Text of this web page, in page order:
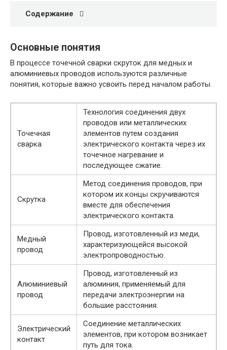
Содержание
Основные понятия
В процессе точечной сварки скруток для медных и
алюминиевых проводов используются различные
понятия, которые важно усвоить перед началом работы.
Точечная
сварка
Технология соединения двух
проводов или металлических
элементов путем создания
электрического контакта через их
точечное нагревание и
последующее сжатие.
Скрутка
Метод соединения проводов, при
котором их концы скручиваются
вместе для обеспечения
электрического контакта.
Медный
провод
Провод, изготовленный из меди,
характеризующейся высокой
электропроводностью.
Алюминиевый
провод
Провод, изготовленный из
алюминия, применяемый для
передачи электроэнергии на
большие расстояния.
Электрический
контакт
Соединение металлических
элементов, при котором возникает
путь для тока.